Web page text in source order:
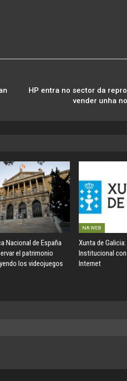
HP entra no sector da
vender unha
Nacional de España
el patrimonio
los videojuegos
NA WEB
Xunta de
Institucional
Internet